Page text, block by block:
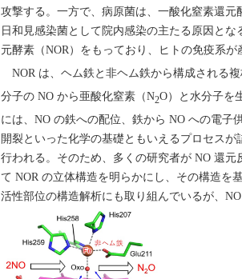
攻撃する。一方で、病原菌は、一酸化窒素還元
日和見感染菌として院内感染の主たる原因とな
元酵素（NOR）をもっており、ヒトの免疫系
NOR は、ヘム鉄と非ヘム鉄から構成される
分子の NO から亜酸化窒素（N2O）と水分子を
には、NO の鉄への配位、鉄から NO への電子
開裂といった化学の基礎ともいえるプロセス
行われる。そのため、多くの研究者が NO 還
て NOR の立体構造を明らかにし、その構造を
活性部位の構造解析にも取り組んでいるが、